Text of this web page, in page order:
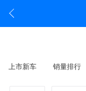
上市新车 销量排行